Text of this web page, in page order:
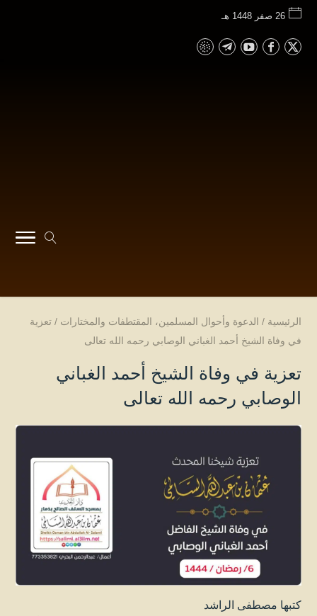
26 صفر 1448 هـ
الرئيسية / الدعوة وأحوال المسلمين، المقتطفات والمختارات / تعزية
في وفاة الشيخ أحمد الغباني الوصابي رحمه الله تعالى
تعزية في وفاة الشيخ أحمد الغباني
الوصابي رحمه الله تعالى
كتبها مصطفى الراشد